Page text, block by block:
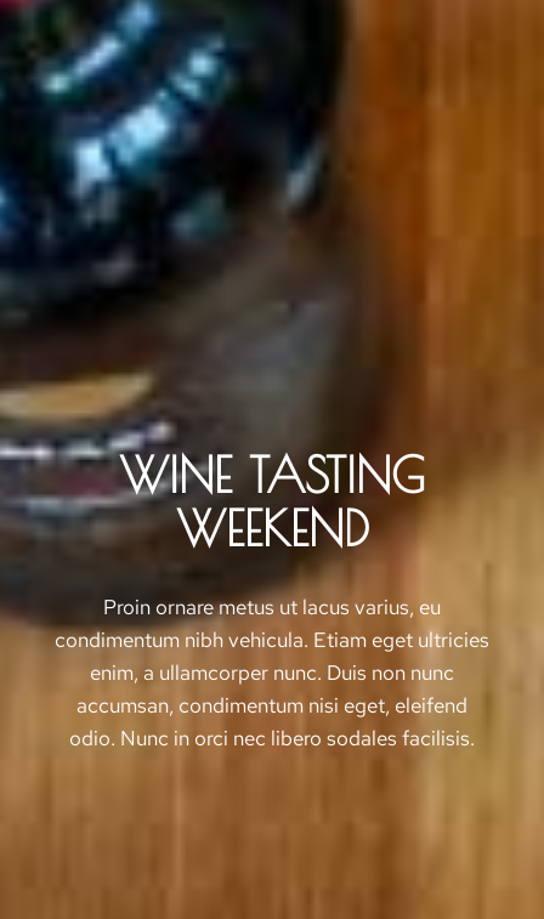
WINE TASTING
WEEKEND
Proin ornare metus ut lacus varius, eu
condimentum nibh vehicula. Etiam eget ultricies
enim, a ullamcorper nunc. Duis non nunc
accumsan, condimentum nisi eget, eleifend
odio. Nunc in orci nec libero sodales facilisis.